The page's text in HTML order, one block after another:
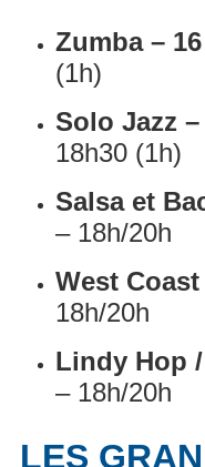
Zumba –
(1h)
Solo Jazz
18h30 (1h)
Salsa et
– 18h/20h
West
18h/20h
Lindy Hop
– 18h/20h
LES